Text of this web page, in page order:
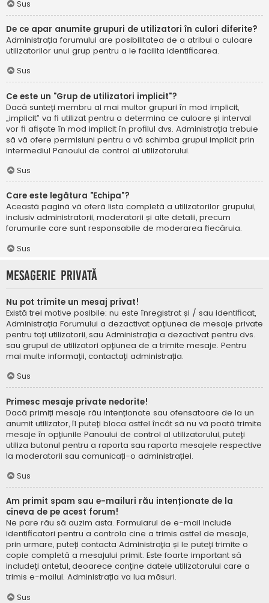
Sus
De ce apar anumite grupuri de utilizatori în culori diferite?
Administrația forumului are posibilitatea de a atribui o culoare
utilizatorilor unui grup pentru a le facilita identificarea.
Sus
Ce este un "Grup de utilizatori implicit"?
Dacă sunteți membru al mai multor grupuri în mod implicit,
„implicit” va fi utilizat pentru a determina ce culoare și interval
vor fi afișate în mod implicit în profilul dvs. Administrația trebuie
să vă ofere permisiuni pentru a vă schimba grupul implicit prin
intermediul Panoului de control al utilizatorului.
Sus
Care este legătura "Echipa"?
Această pagină vă oferă lista completă a utilizatorilor grupului,
inclusiv administratorii, moderatorii și alte detalii, precum
forumurile care sunt responsabile de moderarea fiecăruia.
Sus
Mesagerie privată
Nu pot trimite un mesaj privat!
Există trei motive posibile; nu este înregistrat și / sau identificat,
Administrația Forumului a dezactivat opțiunea de mesaje private
pentru toți utilizatorii, sau Administrația a dezactivat pentru dvs.
sau grupul de utilizatori opțiunea de a trimite mesaje. Pentru
mai multe informații, contactați administrația.
Sus
Primesc mesaje private nedorite!
Dacă primiți mesaje rău intenționate sau ofensatoare de la un
anumit utilizator, îl puteți bloca astfel încât să nu vă poată trimite
mesaje în opțiunile Panoului de control al utilizatorului, puteți
utiliza butonul pentru a raporta sau raporta mesajele respective
la moderatorii sau comunicați-o administrației.
Sus
Am primit spam sau e-mailuri rău intenționate de la
cineva de pe acest forum!
Ne pare rău să auzim asta. Formularul de e-mail include
identificatori pentru a controla cine a trimis astfel de mesaje,
prin urmare, puteți contacta Administrația și le puteți trimite o
copie completă a mesajului primit. Este foarte important să
includeți antetul, deoarece conține datele utilizatorului care a
trimis e-mailul. Administrația va lua măsuri.
Sus